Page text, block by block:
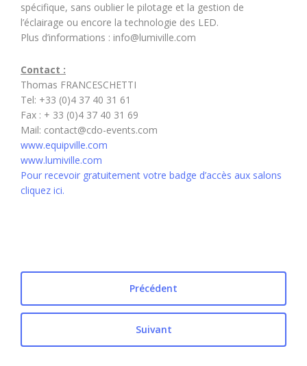
spécifique, sans oublier le pilotage et la gestion de
l’éclairage ou encore la technologie des LED.
Plus d’informations : info@lumiville.com
Contact :
Thomas FRANCESCHETTI
Tel: +33 (0)4 37 40 31 61
Fax : + 33 (0)4 37 40 31 69
Mail: contact@cdo-events.com
www.equipville.com
www.lumiville.com
Pour recevoir gratuitement votre badge d’accès aux salons
cliquez ici.
Précédent
Suivant